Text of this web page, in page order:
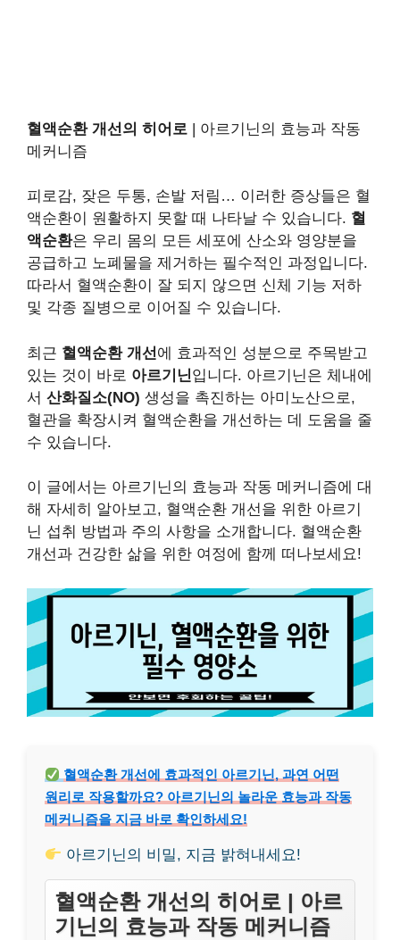
혈액순환 개선의 히어로 | 아르기닌의 효능과 작동
메커니즘
피로감, 잦은 두통, 손발 저림… 이러한 증상들은 혈
액순환이 원활하지 못할 때 나타날 수 있습니다. 혈
액순환은 우리 몸의 모든 세포에 산소와 영양분을
공급하고 노폐물을 제거하는 필수적인 과정입니다.
따라서 혈액순환이 잘 되지 않으면 신체 기능 저하
및 각종 질병으로 이어질 수 있습니다.
최근 혈액순환 개선 에 효과적인 성분으로 주목받고
있는 것이 바로 아르기닌입니다. 아르기닌은 체내에
서 산화질소(NO) 생성을 촉진하는 아미노산으로,
혈관을 확장시켜 혈액순환을 개선하는 데 도움을 줄
수 있습니다.
이 글에서는 아르기닌의 효능과 작동 메커니즘에 대
해 자세히 알아보고, 혈액순환 개선을 위한 아르기
닌 섭취 방법과 주의 사항을 소개합니다. 혈액순환
개선과 건강한 삶을 위한 여정에 함께 떠나보세요!
혈액순환 개선에 효과적인 아르기닌, 과연 어떤
원리로 작용할까요? 아르기닌의 놀라운 효능과 작동
메커니즘을 지금 바로 확인하세요!
아르기닌의 비밀, 지금 밝혀내세요!
혈액순환 개선의 히어로 | 아르
기닌의 효능과 작동 메커니즘